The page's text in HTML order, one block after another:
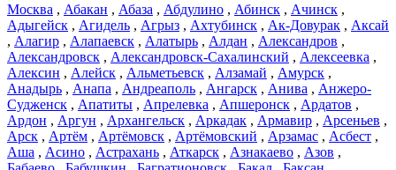
Москва , Абакан , Абаза , Абдулино , Абинск , Ачинск ,
Адыгейск , Агидель , Агрыз , Ахтубинск , Ак-Довурак , Аксай
, Алагир , Алапаевск , Алатырь , Алдан , Александров ,
Александровск , Александровск-Сахалинский , Алексеевка ,
Алексин , Алейск , Альметьевск , Алзамай , Амурск ,
Анадырь , Анапа , Андреаполь , Ангарск , Анива , Анжеро-
Судженск , Апатиты , Апрелевка , Апшеронск , Ардатов ,
Ардон , Аргун , Архангельск , Аркадак , Армавир , Арсеньев ,
Арск , Артём , Артёмовск , Артёмовский , Арзамас , Асбест ,
Аша , Асино , Астрахань , Аткарск , Азнакаево , Азов ,